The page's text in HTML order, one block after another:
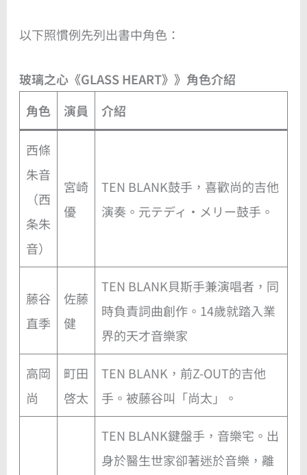
以下照慣例先列出書中角色：
玻璃之心《GLASS HEART》》角色介紹
角色
演員 介紹
西條
朱音
（西
条朱
音）
宮崎
優
TEN BLANK鼓手，喜歡尚的吉他
演奏。元テディ・メリー鼓手。
藤谷
直季
佐藤
健
TEN BLANK貝斯手兼演唱者，同
時負責詞曲創作。14歲就踏入業
界的天才音樂家
高岡
尚
町田
啓太
TEN BLANK，前Z-OUT的吉他
手。被藤谷叫「尚太」。
TEN BLANK鍵盤手，音樂宅。出
身於醫生世家卻著迷於音樂，離